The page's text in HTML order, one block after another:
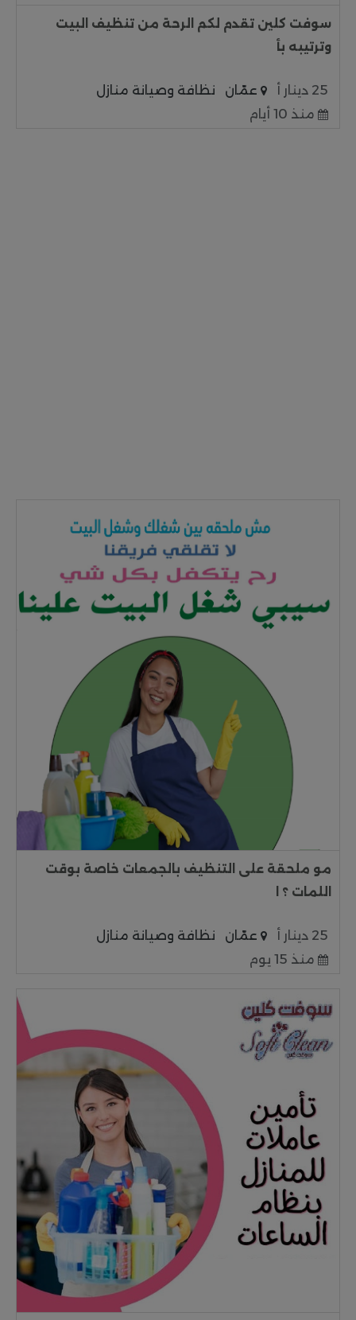
سوفت كلين تقدم لكم الرحة من تنظيف البيت
وترتيبه بأ
25 دينار أ عمّان
نظافة وصيانة منازل
منذ 10 أيام
مو ملحقة على التنظيف بالجمعات خاصة بوقت
اللمات ؟ ا
25 دينار أ عمّان
نظافة وصيانة منازل
منذ 15 يوم